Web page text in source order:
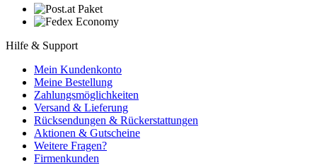
Hilfe & Support
Mein Kundenkonto
Meine Bestellung
Zahlungsmöglichkeiten
Versand & Lieferung
Rücksendungen & Rückerstattungen
Aktionen & Gutscheine
Weitere Fragen?
Firmenkunden